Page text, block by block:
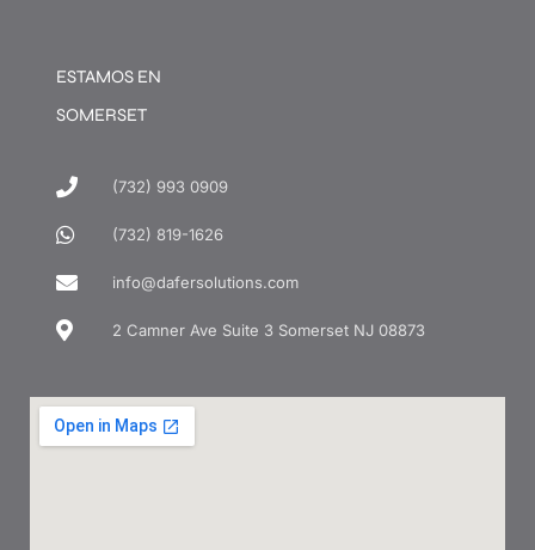
ESTAMOS EN
SOMERSET
(732) 993 0909
(732) 819-1626
info@dafersolutions.com
2 Camner Ave Suite 3 Somerset NJ 08873